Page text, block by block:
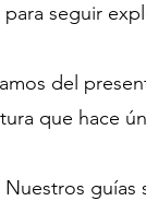
para seguir
del
que hace
Nuestros guías